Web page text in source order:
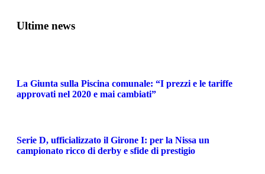
Ultime news
La Giunta sulla Piscina comunale: “I prezzi e le tariffe
approvati nel 2020 e mai cambiati”
Serie D, ufficializzato il Girone I: per la Nissa un
campionato ricco di derby e sfide di prestigio